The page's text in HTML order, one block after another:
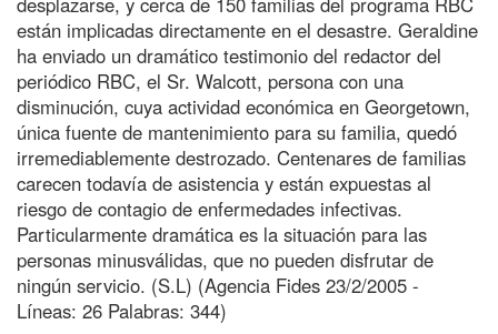
están implicadas directamente en el desastre. Geraldine
ha enviado un dramático testimonio del redactor del
periódico RBC, el Sr. Walcott, persona con una
disminución, cuya actividad económica en Georgetown,
única fuente de mantenimiento para su familia, quedó
irremediablemente destrozado. Centenares de familias
carecen todavía de asistencia y están expuestas al
riesgo de contagio de enfermedades infectivas.
Particularmente dramática es la situación para las
personas minusválidas, que no pueden disfrutar de
ningún servicio. (S.L) (Agencia Fides 23/2/2005 -
Líneas: 26 Palabras: 344)